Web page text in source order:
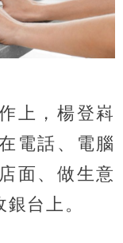
上，楊登嵙
電話、電腦
面、做生意
台上。